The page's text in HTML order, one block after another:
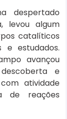
despertado
levou algum
catalíticos
e estudados.
avançou
e
atividade
de reações